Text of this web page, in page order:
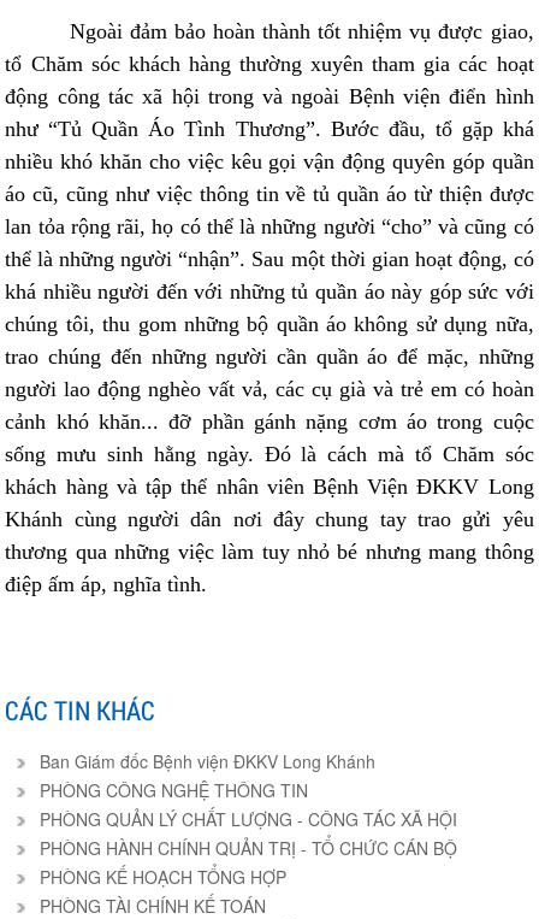
Ngoài đảm bảo hoàn thành tốt nhiệm vụ được giao,
tổ Chăm sóc khách hàng thường xuyên tham gia các hoạt
động công tác xã hội trong và ngoài Bệnh viện điển hình
như “Tủ Quần Áo Tình Thương”. Bước đầu, tổ gặp khá
nhiều khó khăn cho việc kêu gọi vận động quyên góp quần
áo cũ, cũng như việc thông tin về tủ quần áo từ thiện được
lan tỏa rộng rãi, họ có thể là những người “cho” và cũng có
thể là những người “nhận”. Sau một thời gian hoạt động, có
khá nhiều người đến với những tủ quần áo này góp sức với
chúng tôi, thu gom những bộ quần áo không sử dụng nữa,
trao chúng đến những người cần quần áo để mặc, những
người lao động nghèo vất vả, các cụ già và trẻ em có hoàn
cảnh khó khăn... đỡ phần gánh nặng cơm áo trong cuộc
sống mưu sinh hằng ngày. Đó là cách mà tổ Chăm sóc
khách hàng và tập thể nhân viên Bệnh Viện ĐKKV Long
Khánh cùng người dân nơi đây chung tay trao gửi yêu
thương qua những việc làm tuy nhỏ bé nhưng mang thông
điệp ấm áp, nghĩa tình.
CÁC TIN KHÁC
Ban Giám đốc Bệnh viện ĐKKV Long Khánh
PHÒNG CÔNG NGHỆ THÔNG TIN
PHÒNG QUẢN LÝ CHẤT LƯỢNG - CÔNG TÁC XÃ HỘI
PHÒNG HÀNH CHÍNH QUẢN TRỊ - TỔ CHỨC CÁN BỘ
PHÒNG KẾ HOẠCH TỔNG HỢP
PHÒNG TÀI CHÍNH KẾ TOÁN